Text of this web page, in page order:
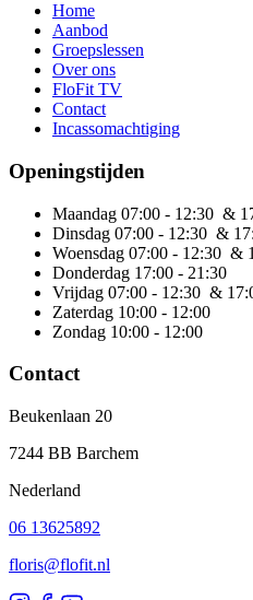
Home
Aanbod
Groepslessen
Over ons
FloFit TV
Contact
Incassomachtiging
Openingstijden
Maandag 07:00 - 12:30 &
Dinsdag 07:00 - 12:30 &
Woensdag 07:00 - 12:30 &
Donderdag 17:00 - 21:30
Vrijdag 07:00 - 12:30 &
Zaterdag 10:00 - 12:00
Zondag 10:00 - 12:00
Contact
Beukenlaan 20
7244 BB Barchem
Nederland
06 13625892
floris@flofit.nl